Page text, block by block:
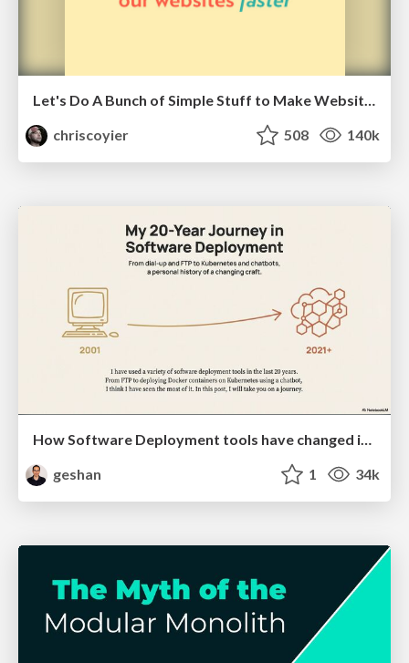
Let's Do A Bunch of Simple Stuff to Make Websites Faster
chriscoyier
508 140k
How Software Deployment tools have changed in the past 20 years
geshan
1 34k